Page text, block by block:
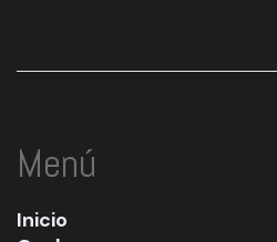
Menú
Inicio